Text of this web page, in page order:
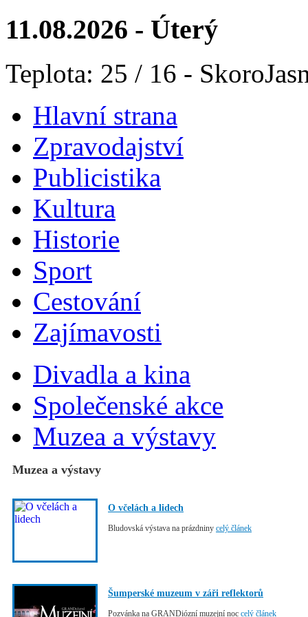
11.08.2026 - Úterý
Teplota: 25 / 16 -
Hlavní strana
Zpravodajství
Publicistika
Kultura
Historie
Sport
Cestování
Zajímavosti
Divadla a kina
Společenské akce
Muzea a výstavy
Muzea a výstavy
O včelách a lidech
Bludovská výstava na prázdniny celý článek
Šumperské muzeum v záři reflektorů
Pozvánka na GRANDiózní muzejní noc celý článek